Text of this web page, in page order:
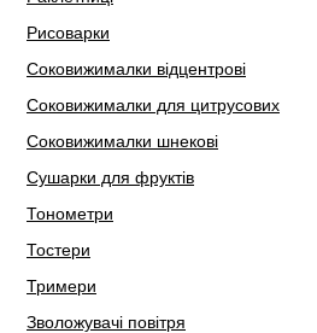
Рисоварки
Соковижималки відцентрові
Соковижималки для цитрусових
Соковижималки шнекові
Сушарки для фруктів
Тонометри
Тостери
Тримери
Зволожувачі повітря